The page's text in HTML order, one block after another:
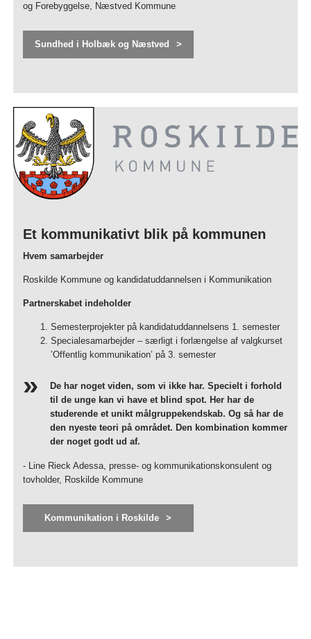
og Forebyggelse, Næstved Kommune
Sundhed i Holbæk og Næstved
Et kommunikativt blik på kommunen
Hvem samarbejder
Roskilde Kommune og kandidatuddannelsen i Kommunikation
Partnerskabet indeholder
Semesterprojekter på kandidatuddannelsens 1. semester
Specialesamarbejder – særligt i forlængelse af valgkurset
’Offentlig kommunikation’ på 3. semester
De har noget viden, som vi ikke har. Specielt i forhold
til de unge kan vi have et blind spot. Her har de
studerende et unikt målgruppekendskab. Og så har de
den nyeste teori på området. Den kombination kommer
der noget godt ud af.
- Line Rieck Adessa, presse- og kommunikationskonsulent og
tovholder, Roskilde Kommune
Kommunikation i Roskilde